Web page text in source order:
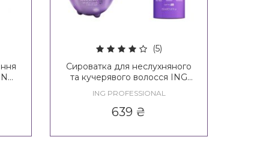
(5)
Сироватка для неслухняного
та кучерявого волосся ING
ING PROFESSIONAL
639 ₴